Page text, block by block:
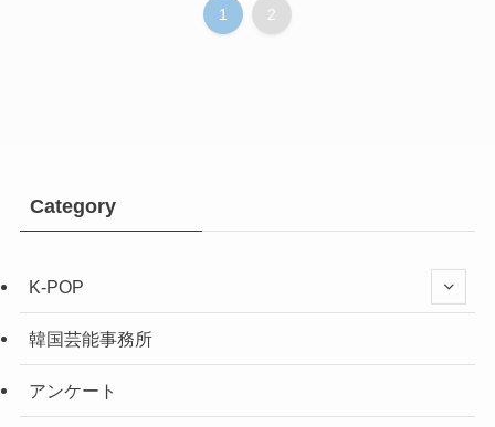
1 2
Category
K-POP
韓国芸能事務所
アンケート